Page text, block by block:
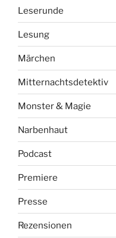
Leserunde
Lesung
Märchen
Mitternachtsdetektiv
Monster & Magie
Narbenhaut
Podcast
Premiere
Presse
Rezensionen